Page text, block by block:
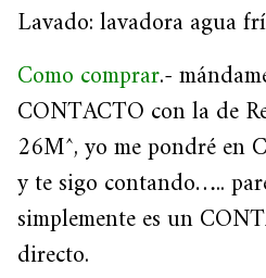
Lavado: lavadora agua
Como comprar.-
CONTACTO con la de
26M^, yo me pondré en
y te sigo contando…..
simplemente es un
directo.